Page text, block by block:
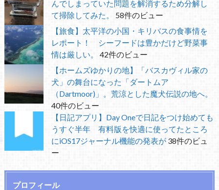
んでしまっていた問題を解消するため分解し
て掃除してみた。
58件のビュー
【旅食】太平洋の小国・キリバスの食事情を
レポート！ シーフードは豊かだけど野菜事
情は厳しい。
42件のビュー
【ホームズゆかりの地】「バスカヴィル家の
犬」の舞台になった「ダートムア
（Dartmoor)」。荒涼とした魔犬伝説の地へ。
40件のビュー
【日記アプリ】Day Oneで日記をつけ始めても
うすぐ半年 有料版を快適に使ってたところ
にiOS17ジャーナル機能の発表が 38件のビュ
ー
プロフィール